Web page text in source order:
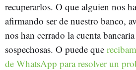
recuperarlos. O que alguien nos
afirmando ser de nuestro banco,
nos han cerrado la cuenta
sospechosas. O puede que
de WhatsApp para resolver un